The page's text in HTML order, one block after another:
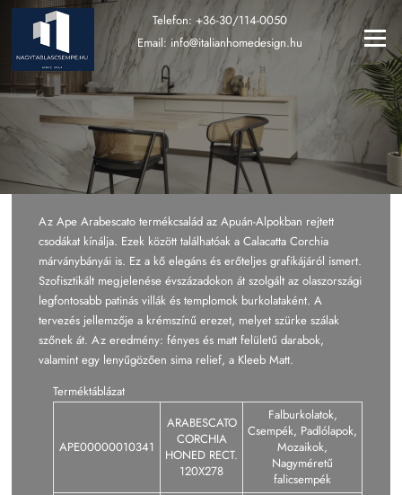
Ugrás
tartalomra
Menü
Telefon: +36-30/114-0050
Email: info@italianhomedesign.hu
Az Ape Arabescato termékcsalád az Apuán-Alpokban rejtett
csodákat kínálja. Ezek között találhatóak a Calacatta Corchia
márványbányái is. Ez a kő elegáns és erőteljes grafikájáról ismert.
Szofisztikált megjelenése évszázadokon át szolgált az olaszországi
legfontosabb patinás villák és templomok burkolataként. A
tervezés jellemzője a krémszínű erezet, melyet szürke szálak
szőnek át. Az eredmény: fényes és matt felületű darabok,
valamint egy lenyűgözően sima relief, a Kleeb Matt.
Terméktáblázat
APE00000010341
ARABESCATO
CORCHIA
HONED RECT.
120X278
Falburkolatok,
Csempék, Padlólapok,
Mozaikok,
Nagyméretű
falicsempék